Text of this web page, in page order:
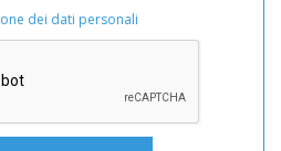
dei dati personali